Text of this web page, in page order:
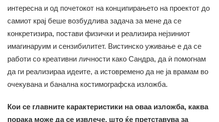
интересна и од почетокот на конципирањето на проектот до
самиот крај беше возбудлива задача за мене да се
конкретизира, постави физички и реализира нејзиниот
имагинаруим и сензибилитет. Вистинско уживање е да се
работи со креативни личности како Сандра, да ѝ помогнам
да ги реализираа идеите, а истовремено да не ја врамам во
очекувана и банална костимографска изложба.
Кои се главните карактеристики на оваа изложба, каква
порака може да се извлече, што ќе претставува за